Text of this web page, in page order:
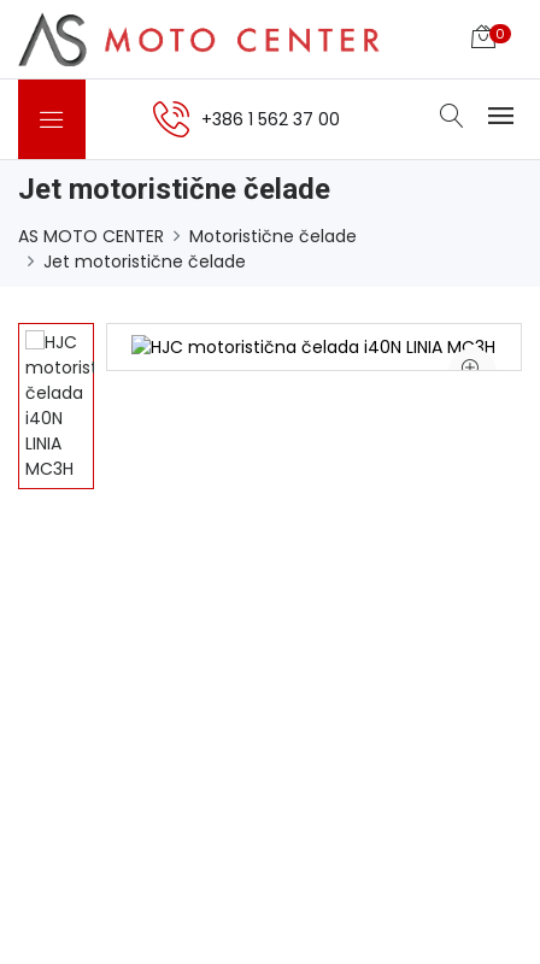
0
+386 1 562 37 00
Jet motoristične čelade
AS MOTO CENTER
Motoristične čelade
Jet motoristične čelade